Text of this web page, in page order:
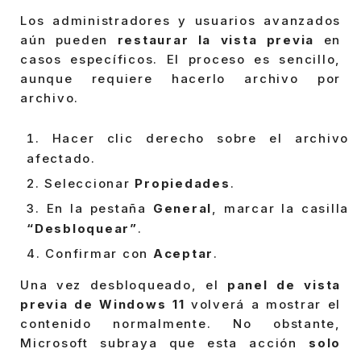
Los administradores y usuarios avanzados
aún pueden restaurar la vista previa
en
casos específicos. El proceso es sencillo,
aunque requiere hacerlo archivo por
archivo.
Hacer clic derecho sobre el archivo
afectado.
Seleccionar Propiedades .
En la pestaña General, marcar la casilla
“Desbloquear”.
Confirmar con Aceptar .
Una vez desbloqueado, el panel de vista
previa de Windows 11 volverá a mostrar el
contenido normalmente. No obstante,
Microsoft subraya que esta acción solo